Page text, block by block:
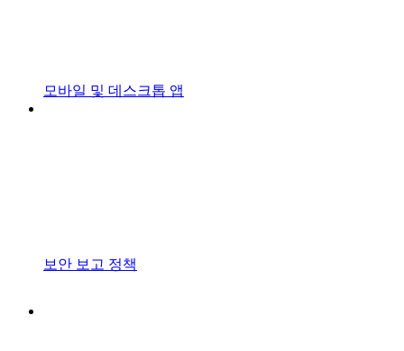
모바일 및 데스크톱 앱
보안 보고 정책